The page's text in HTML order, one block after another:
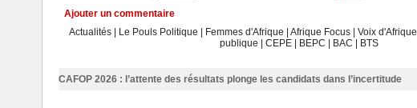
Ajouter un commentaire
Actualités | Le Pouls Politique | Femmes d'Afrique | Afrique Focus | Voix d'Afrique
publique | CEPE | BEPC | BAC | BTS
CAFOP 2026 : l’attente des résultats plonge les candidats dans l’incertitude